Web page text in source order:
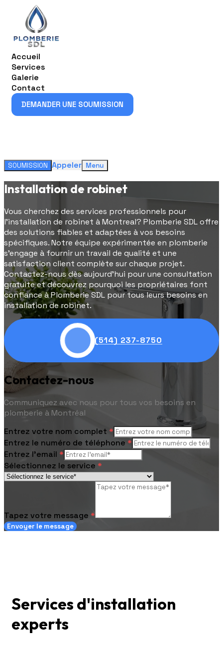
Accueil
Services
Galerie
Contact
DEMANDER UNE SOUMISSION
SOUMISSION Appeler Menu
Installation de robinet
Vous cherchez des services professionnels pour
l'installation de robinet à Montreal? Plomberie SDL offre
des solutions fiables et adaptées à vos besoins
spécifiques. Notre équipe expérimentée en plomberie
s'engage à fournir un travail de qualité et une
satisfaction client complète sur chaque projet.
Contactez-nous dès aujourd'hui pour une consultation
gratuite et découvrez pourquoi les propriétaires font
confiance à Plomberie SDL pour tous leurs besoins en
installation de robinet.
(514) 237-8750
Contactez-nous
Communiquez avec nous pour tous vos besoins en
plomberie à Montréal
Entrez votre nom complet *
Entrez le numéro de téléphone *
Entrez l'email *
Sélectionnez le service *
Tapez votre message *
Envoyer le message
Services d'installation
experts